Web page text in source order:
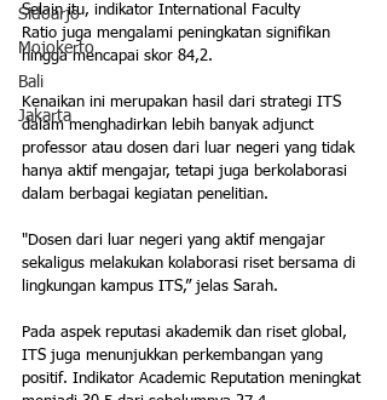
Sidoarjo
Mojokerto
Bali
Jakarta
Selain itu, indikator International Faculty
Ratio juga mengalami peningkatan signifikan
hingga mencapai skor 84,2.
Kenaikan ini merupakan hasil dari strategi ITS
dalam menghadirkan lebih banyak adjunct
professor atau dosen dari luar negeri yang tidak
hanya aktif mengajar, tetapi juga berkolaborasi
dalam berbagai kegiatan penelitian.
"Dosen dari luar negeri yang aktif mengajar
sekaligus melakukan kolaborasi riset bersama di
lingkungan kampus ITS,” jelas Sarah.
Pada aspek reputasi akademik dan riset global,
ITS juga menunjukkan perkembangan yang
positif. Indikator Academic Reputation meningkat